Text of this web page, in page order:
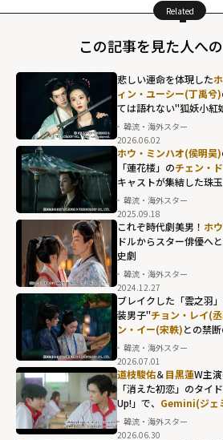
Related
この記事を見た人へ
悲しい運命を体現した
ィン・ユーシー(丁禹兮)
ては語れない"狐妖小紅
ズ第2章
韓流・海外スター
2026.06.02
ホウ・ミンハオ(侯明昊)
「蓮花楼」のチェン・
キャストが集結した珠
夢帰離」
韓流・海外スター
2025.09.18
これぞ時代劇美男！ ホ
ドルからスター俳優へ
史劇
韓流・海外スター
2024.12.27
チョン・レイ(丞
磊)、年上のトッ
プ女優ソン・イ
ー(宋軼)との禁断
ブレイクした「雲之羽
装男子"チョン・レイ(
ン・イー(宋軼)との禁
「与晋長安」
韓流・海外スター
2026.07.01
道枝駿佑＆目黒蓮W主
「消えた初恋」のタイ
Up!」で、 Gemini(ジェ
が体現した"キュンの瞬
韓流・海外スター
2026.06.30